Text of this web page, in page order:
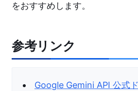
をおすすめします。
参考リンク
Google Gemini API 公式